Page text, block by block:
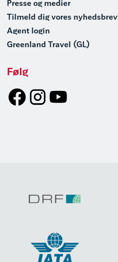
Presse og medier
Tilmeld dig vores nyhedsbrev
Agent login
Greenland Travel (GL)
Følg